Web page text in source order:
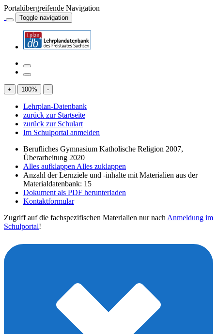
Portalübergreifende Navigation
Toggle navigation
+ 100% -
Lehrplan-Datenbank
zurück zur Startseite
zurück zur Schulart
Im Schulportal anmelden
Berufliches Gymnasium Katholische Religion 2007,
Überarbeitung 2020
Alles aufklappen Alles zuklappen
Anzahl der Lernziele und -inhalte mit Materialien aus der
Materialdatenbank: 15
Dokument als PDF herunterladen
Kontaktformular
Zugriff auf die fachspezifischen Materialien nur nach Anmeldung im
Schulportal!